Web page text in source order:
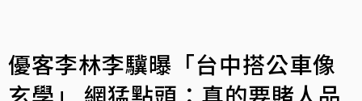
優客李林李驥曝「台中搭公車像
玄學」 網猛點頭：真的要賭人品